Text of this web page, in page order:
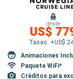
desde
US$
Tasas: +US$
Animaciones
Paquete WiFi*
Créditos para